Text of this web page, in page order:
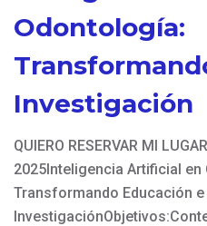
Odontología:
Investigación
QUIERO RESERVAR MI
2025Inteligencia Artificial en
Transformando Educación e